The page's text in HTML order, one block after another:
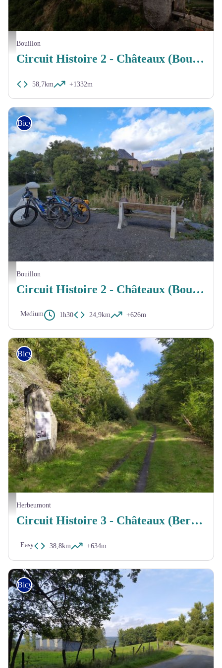
MTPBA
Bouillon
Circuit Histoire 2 - Châteaux (Bouillon et Herbeumont)
58,7km +1332m
mtpba
Bicycle tourer
Bouillon
Circuit Histoire 2 - Châteaux (Bouillon et Herbeumont) - version courte
Medium 1h30 24,9km +626m
MTBA
Bicycle tourer
Herbeumont
Circuit Histoire 3 - Châteaux (Bertrix et Herbeumont)
Easy 38,8km +634m
Bicycle tourer